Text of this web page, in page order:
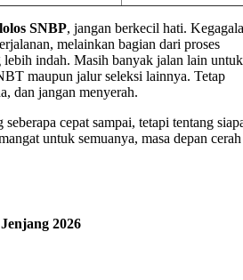
SNBP, jangan berkecil hati.
melainkan bagian dari proses
lebih indah. Masih banyak jalan lain untuk
maupun jalur seleksi lainnya. Tetap
dan jangan menyerah.
cepat sampai, tetapi tentang
untuk semuanya, masa depan cerah
2026